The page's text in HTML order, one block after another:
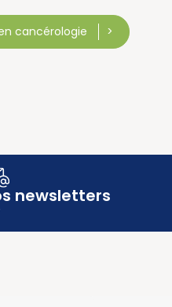
cancérologie
newsletters